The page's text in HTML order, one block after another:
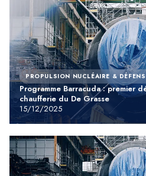
PROPULSION NUCLÉAIRE &
Programme Barracuda : premier
chaufferie du De Grasse
15/12/2025